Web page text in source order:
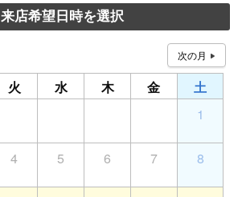
来店希望日時を選択
火 水 木 金
土
1
4 5 6 7 8